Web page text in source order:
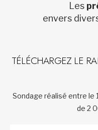
Les
envers
TÉLÉCHARGEZ LE
Sondage réalisé entre le
de 2